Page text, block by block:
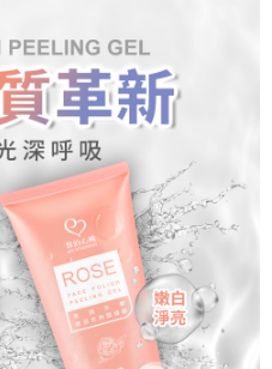
，方視為交易完成。
費，但若您需要取消訂單，請聯絡
訂單仍視為有效，需透過AFTEE先享
」之結帳頁面顯示為準，若有關於
相關疑問，請聯繫「AFTEE先享後付
support/home
之「AFTEE先享後付」服務完成之交
資料，並將交易相關給付款項請求債
下網址：
理人或監護人之同意方可使用
者引起之損失，本公司不負相關責
)免運費